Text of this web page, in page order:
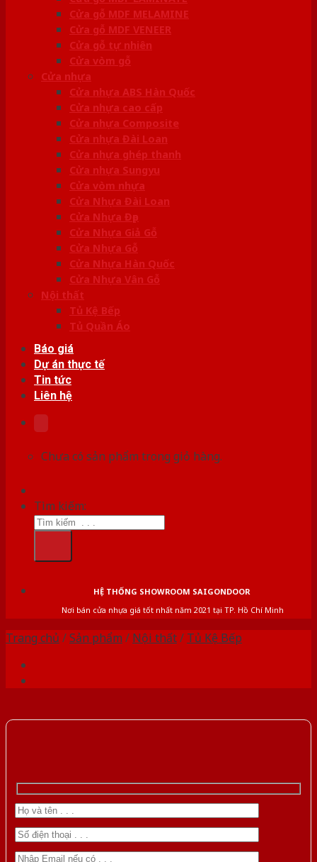
Cửa gỗ MDF MELAMINE
Cửa gỗ MDF VENEER
Cửa gỗ tự nhiên
Cửa vòm gỗ
Cửa nhựa
Cửa nhựa ABS Hàn Quốc
Cửa nhựa cao cấp
Cửa nhựa Composite
Cửa nhựa Đài Loan
Cửa nhựa ghép thanh
Cửa nhựa Sungyu
Cửa vòm nhựa
Cửa Nhựa Đài Loan
Cửa Nhựa Đẹp
Cửa Nhựa Giả Gỗ
Cửa Nhựa Gỗ
Cửa Nhựa Hàn Quốc
Cửa Nhựa Vân Gỗ
Nội thất
Tủ Kệ Bếp
Tủ Quần Áo
Báo giá
Dự án thực tế
Tin tức
Liên hệ
Chưa có sản phẩm trong giỏ hàng.
Tìm kiếm:
HỆ THỐNG SHOWROOM SAIGONDOOR
Nơi bán cửa nhựa giá tốt nhất năm 2021 tại TP. Hồ Chí Minh
Trang chủ /Sản phẩm / Nội thất/ Tủ Kệ Bếp